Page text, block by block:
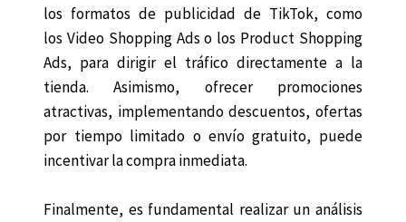
los formatos de publicidad de TikTok, como
los Video Shopping Ads o los Product Shopping
Ads, para dirigir el tráfico directamente a la
tienda. Asimismo, ofrecer promociones
atractivas, implementando descuentos, ofertas
por tiempo limitado o envío gratuito, puede
incentivar la compra inmediata.
Finalmente, es fundamental realizar un análisis